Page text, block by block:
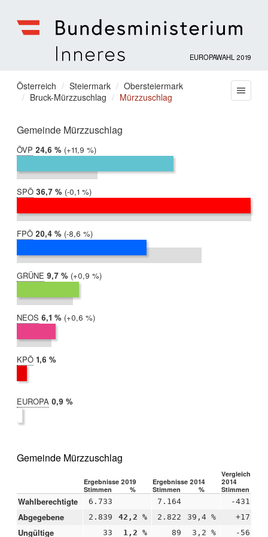
für
Inneres
EUROPAWAHL 2019
Sie
befinden
hier:
Österreich Steiermark
Obersteiermark
Bruck-Mürzzuschlag
Mürzzuschlag
Gemeinde Mürzzuschlag
ÖVP 2019:
24,6 %
2014:
12,7 %
Differenz:
+11,9 %
SPÖ 2019:
36,7 %
2014:
36,8 %
Differenz:
-0,1 %
FPÖ 2019:
20,4 %
2014:
29,0 %
Differenz:
-8,6 %
GRÜNE 2019:
9,7 %
2014:
8,8 %
Differenz:
+0,9 %
NEOS 2019:
6,1 %
2014:
5,4 %
Differenz:
+0,6 %
KPÖ 2019:
1,6 %
EUROPA 2019:
0,9 %
Gemeinde Mürzzuschlag
Ergebnisse 2019 Ergebnisse 2014
Vergleich
2014
Stimmen
% Stimmen % Stimmen
Wahlberechtigte 6.733 7.164 -431
Abgegebene 2.839 42,2 % 2.822 39,4 % +17
Ungültige 33 1,2 % 89 3,2 % -56